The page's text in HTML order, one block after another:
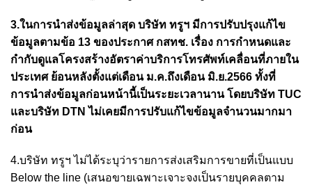
3.ในการนําส่งข้อมูลล่าสุด บริษัท ทรูฯ มีการปรับปรุงแก้ไข
ข้อมูลตามข้อ 13 ของประกาศ กสทช. เรื่อง การกำหนดและ
กำกับดูแลโครงสร้างอัตราค่าบริการโทรศัพท์เคลื่อนที่ภายใน
ประเทศ ย้อนหลังตั้งแต่เดือน ม.ค.ถึงเดือน มิ.ย.2566 ทั้งที่
การนำส่งข้อมูลก่อนหน้านี้เป็นระยะเวลานาน โดยบริษัท TUC
และบริษัท DTN ไม่เคยมีการปรับแก้ไขข้อมูลจำนวนมากมา
ก่อน
4.บริษัท ทรูฯ ไม่ได้ระบุว่ารายการส่งเสริมการขายที่เป็นแบบ
Below the line (เสนอขายเฉพาะเจาะจงเป็นรายบุคคลตาม